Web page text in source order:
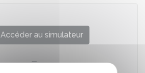
Accéder au simulateur